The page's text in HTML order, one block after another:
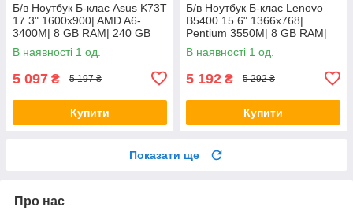
Б/в Ноутбук Б-клас Asus K73T
17.3" 1600x900| AMD A6-
3400M| 8 GB RAM| 240 GB
SSD + 500 GB HDD| Radeon
HD 6520G
В наявності 1 од.
5 097 ₴ 5 197 ₴
Купити
Б/в Ноутбук Б-клас Lenovo
B5400 15.6" 1366x768|
Pentium 3550M| 8 GB RAM|
128 GB SSD| HD
В наявності 1 од.
5 192 ₴ 5 292 ₴
Купити
Показати ще
Про нас